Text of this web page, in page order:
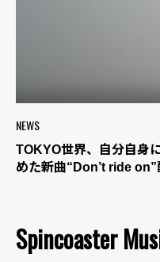
NEWS
TOKYO世界、自分自身
めた新曲“Don’t ride on”
Spincoaster